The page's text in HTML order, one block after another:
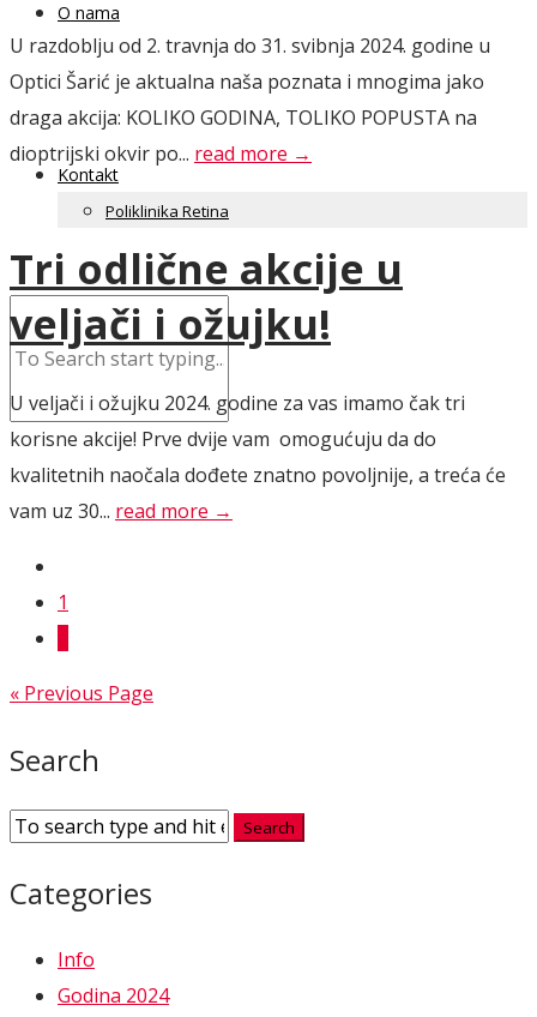
O nama
Kontakt
Poliklinika Retina
U razdoblju od 2. travnja do 31. svibnja 2024. godine u
Optici Šarić je aktualna naša poznata i mnogima jako
draga akcija: KOLIKO GODINA, TOLIKO POPUSTA na
dioptrijski okvir po... read more →
Tri odlične akcije u
veljači i ožujku!
U veljači i ožujku 2024. godine za vas imamo čak tri
korisne akcije! Prve dvije vam omogućuju da do
kvalitetnih naočala dođete znatno povoljnije, a treća će
vam uz 30... read more →
1
« Previous Page
Search
Categories
Info
Godina 2024